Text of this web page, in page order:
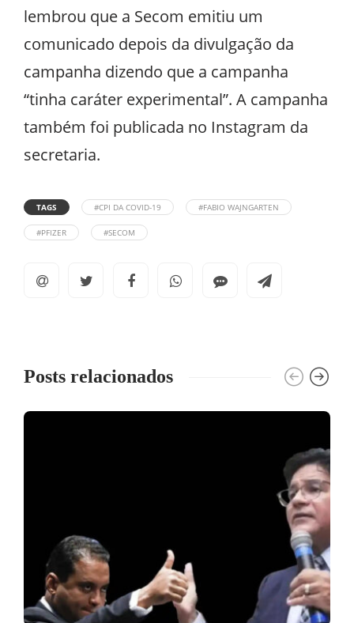
lembrou que a Secom emitiu um
comunicado depois da divulgação da
campanha dizendo que a campanha
“tinha caráter experimental”. A campanha
também foi publicada no Instagram da
secretaria.
TAGS #CPI DA COVID-19 #FABIO WAJNGARTEN
#PFIZER #SECOM
Posts relacionados